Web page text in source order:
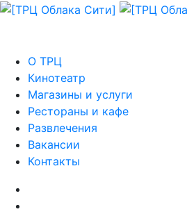
О ТРЦ
Кинотеатр
Магазины и услуги
Рестораны и кафе
Развлечения
Вакансии
Контакты